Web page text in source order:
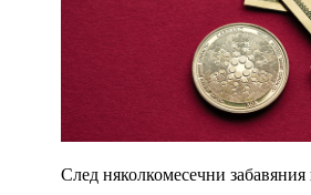
След няколкомесечни